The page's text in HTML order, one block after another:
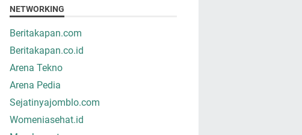
NETWORKING
Beritakapan.com
Beritakapan.co.id
Arena Tekno
Arena Pedia
Sejatinyajomblo.com
Womeniasehat.id